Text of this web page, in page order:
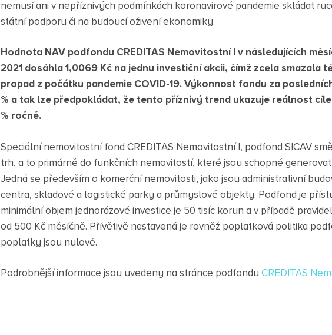
nemusí ani v nepříznivých podmínkách koronavirové pandemie skládat
státní podporu či na budoucí oživení ekonomiky.
Hodnota NAV podfondu CREDITAS Nemovitostní I v následujících
2021 dosáhla 1,0069 Kč na jednu investiční akcii, čímž zcela smazala
propad z počátku pandemie COVID-19. Výkonnost fondu za
% a tak lze předpokládat, že tento příznivý trend ukazuje reálnost
% ročně.
Speciální nemovitostní fond CREDITAS Nemovitostní I, podfond SICAV
trh, a to primárně do funkčních nemovitostí, které jsou schopné
Jedná se především o komerční nemovitosti, jako jsou administrativní
centra, skladové a logistické parky a průmyslové objekty. Podfond je
minimální objem jednorázové investice je 50 tisíc korun a v případě
od 500 Kč měsíčně. Přívětivě nastavená je rovněž poplatková politika
poplatky jsou nulové.
Podrobnější informace jsou uvedeny na stránce podfondu CREDITAS